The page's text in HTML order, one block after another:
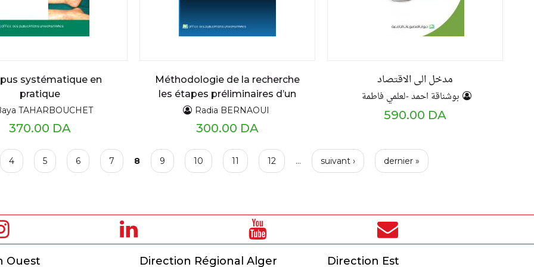
systématique en
pratique
TAHARBOUCHET
370.00 DA
Méthodologie de la recherche
les étapes préliminaires d’un
projet de recherche
Radia BERNAOUI
300.00 DA
مدخل الى الاقتصاد
بوشناقة احمد -لعلمي فاطمة
590.00 DA
4 5 6 7 8 9 10 11 12 … suivant › dernier »
Ouest Direction Régional Alger Direction Est